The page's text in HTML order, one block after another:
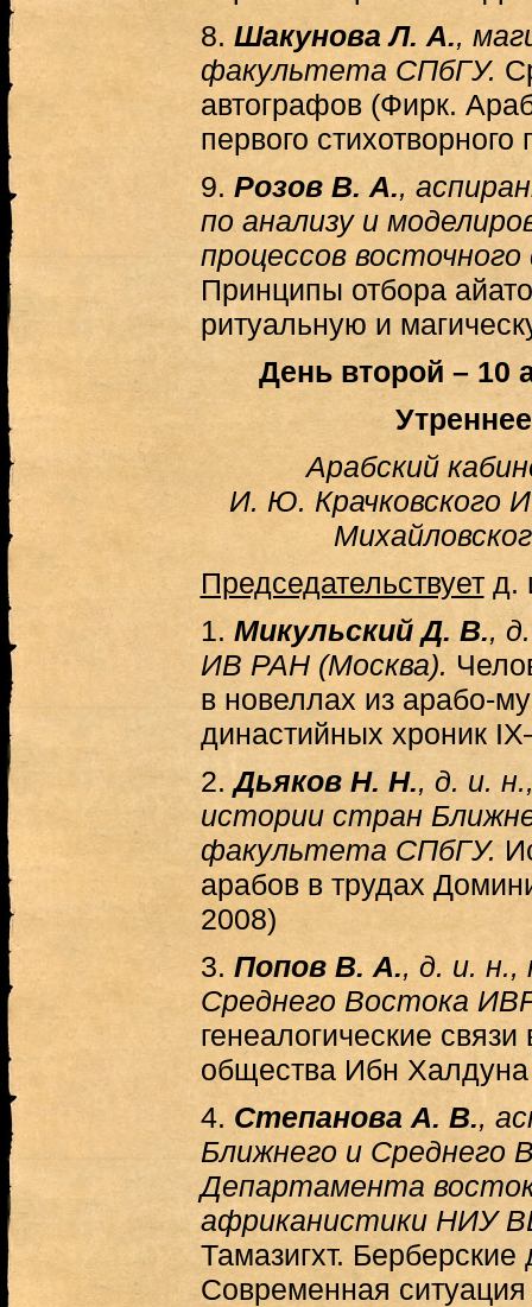
8. Шакунова Л. А.,
факультета СПбГУ.
автографов (Фирк.
первого
9. Розов В. А.,
по анализу и
процессов
Принципы отбора
ритуальную и
День второй – 10
Арабский
И. Ю. Крачковского
Председательствуетд.
1. Микульский Д. В.,
ИВ РАН (Москва).
в новеллах из арабо-
династийных хроник
2.Дьяков Н. Н., д. и.
истории стран
факультета СПбГУ.
арабов в трудах
2008)
3. Попов В. А., д. и.
Среднего Востока
генеалогические
общества Ибн Халдуна
4. Степанова А. В.,
Ближнего и Среднего
Департамента
африканистики НИУ
Тамазигхт.
Современная ситуация